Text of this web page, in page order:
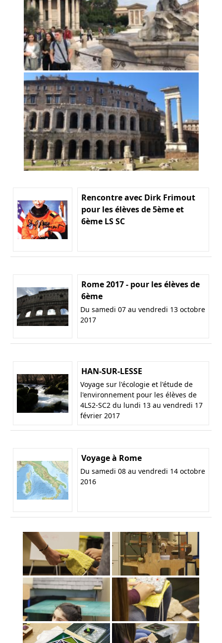
Rencontre avec Dirk Frimout
pour les élèves de 5ème et
6ème LS SC
Rome 2017 - pour les élèves de
6ème
Du samedi 07 au vendredi 13 octobre
2017
HAN-SUR-LESSE
Voyage sur l'écologie et l'étude de
l'environnement pour les élèves de
4LS2-SC2 du lundi 13 au vendredi 17
février 2017
Voyage à Rome
Du samedi 08 au vendredi 14 octobre
2016